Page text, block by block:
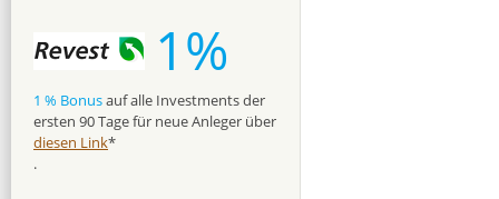
1%
1 % Bonusauf alle Investments der
ersten 90 Tage für neue Anleger über
diesen Link*
.